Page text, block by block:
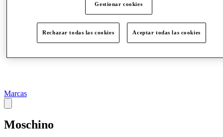
Marcas
Moschino
Gestionar cookies
Rechazar todas las cookies Aceptar todas las cookies